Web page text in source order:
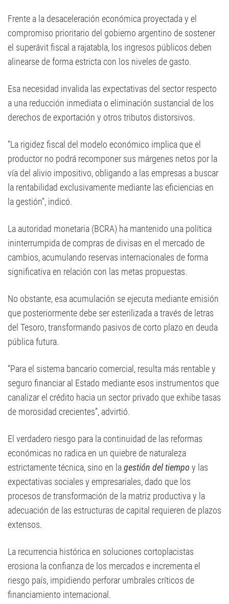
Frente a la desaceleración económica proyectada y el
compromiso prioritario del gobierno argentino de sostener
el superávit fiscal a rajatabla, los ingresos públicos deben
alinearse de forma estricta con los niveles de gasto.
Esa necesidad invalida las expectativas del sector respecto
a una reducción inmediata o eliminación sustancial de los
derechos de exportación y otros tributos distorsivos.
“La rigidez fiscal del modelo económico implica que el
productor no podrá recomponer sus márgenes netos por la
vía del alivio impositivo, obligando a las empresas a buscar
la rentabilidad exclusivamente mediante las eficiencias en
la gestión”, indicó.
La autoridad monetaria (BCRA) ha mantenido una política
ininterrumpida de compras de divisas en el mercado de
cambios, acumulando reservas internacionales de forma
significativa en relación con las metas propuestas.
No obstante, esa acumulación se ejecuta mediante emisión
que posteriormente debe ser esterilizada a través de letras
del Tesoro, transformando pasivos de corto plazo en deuda
pública futura.
“Para el sistema bancario comercial, resulta más rentable y
seguro financiar al Estado mediante esos instrumentos que
canalizar el crédito hacia un sector privado que exhibe tasas
de morosidad crecientes”, advirtió.
El verdadero riesgo para la continuidad de las reformas
económicas no radica en un quiebre de naturaleza
estrictamente técnica, sino en lagestión del tiempo y las
expectativas sociales y empresariales, dado que los
procesos de transformación de la matriz productiva y la
adecuación de las estructuras de capital requieren de plazos
extensos.
La recurrencia histórica en soluciones cortoplacistas
erosiona la confianza de los mercados e incrementa el
riesgo país, impidiendo perforar umbrales críticos de
financiamiento internacional.